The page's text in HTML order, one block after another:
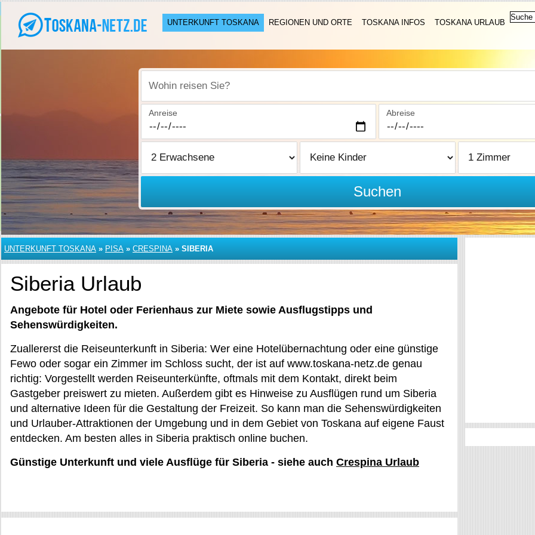
UNTERKUNFT TOSKANA REGIONEN UND ORTE TOSKANA INFOS TOSKANA URLAUB
Wohin reisen Sie?
Anreise Abreise
Suchen
UNTERKUNFT TOSKANA » PISA » CRESPINA » SIBERIA
Siberia Urlaub
Angebote für Hotel oder Ferienhaus zur Miete sowie Ausflugstipps und
Sehenswürdigkeiten.
Zuallererst die Reiseunterkunft in Siberia: Wer eine Hotelübernachtung oder eine günstige
Fewo oder sogar ein Zimmer im Schloss sucht, der ist auf www.toskana-netz.de genau
richtig: Vorgestellt werden Reiseunterkünfte, oftmals mit dem Kontakt, direkt beim
Gastgeber preiswert zu mieten. Außerdem gibt es Hinweise zu Ausflügen rund um Siberia
und alternative Ideen für die Gestaltung der Freizeit. So kann man die Sehenswürdigkeiten
und Urlauber-Attraktionen der Umgebung und in dem Gebiet von Toskana auf eigene Faust
entdecken. Am besten alles in Siberia praktisch online buchen.
Günstige Unterkunft und viele Ausflüge für Siberia - siehe auch Crespina Urlaub